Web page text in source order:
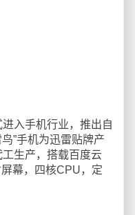
入手机行业，推出自
”手机为迅雷贴牌产
生产，搭载百度云
幕，四核CPU，定